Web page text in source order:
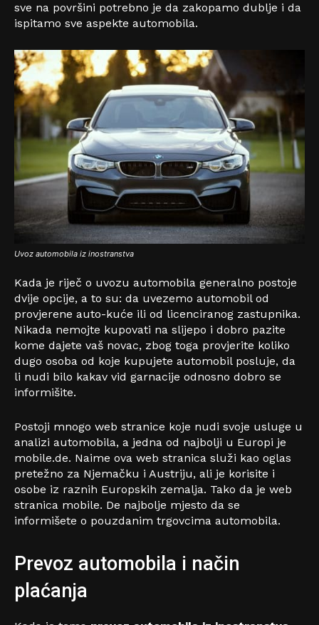
sve na površini potrebno je da zakopamo dublje i da
ispitamo sve aspekte automobila.
Uvoz automobila iz inostranstva
Kada je riječ o uvozu automobila generalno postoje
dvije opcije, a to su: da uvezemo automobil od
provjerene auto-kuće ili od licenciranog zastupnika.
Nikada nemojte kupovati na slijepo i dobro pazite
kome dajete vaš novac, zbog toga provjerite koliko
dugo osoba od koje kupujete automobil posluje, da
li nudi bilo kakav vid garnacije odnosno dobro se
informišite.
Postoji mnogo web stranice koje nudi svoje usluge u
analizi automobila, a jedna od najbolji u Europi je
mobile.de. Naime ova web stranica služi kao oglas
pretežno za Njemačku i Austriju, ali je korisite i
osobe iz raznih Europskih zemalja. Tako da je web
stranica mobile. De najbolje mjesto da se
informišete o pouzdanim trgovcima automobila.
Prevoz automobila i način
plaćanja